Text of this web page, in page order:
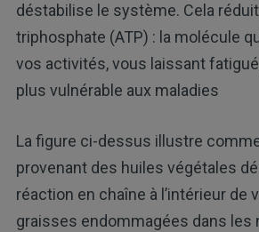
déstabilise le système. Cela réduit
triphosphate (ATP) : la molécule
vos activités, vous laissant
plus vulnérable aux maladies
La figure ci-dessus illustre
provenant des huiles végétales
réaction en chaîne à l’intérieur de
graisses endommagées dans les